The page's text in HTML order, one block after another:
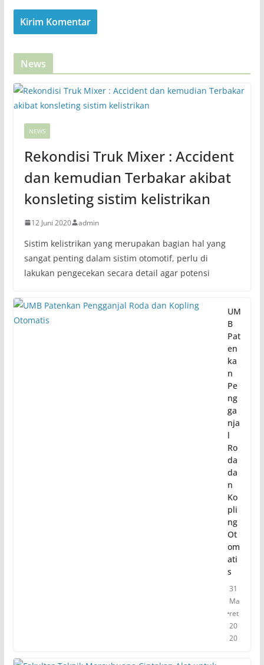
News
NEWS
Rekondisi Truk Mixer : Accident
dan kemudian Terbakar akibat
konsleting sistim kelistrikan
12 Juni 2020 admin
Sistim kelistrikan yang merupakan bagian hal yang
sangat penting dalam sistim otomotif, perlu di
lakukan pengecekan secara detail agar potensi
UM
B
Pat
en
ka
n
Pe
ng
ga
nja
l
Ro
da
da
n
Ko
pli
ng
Ot
om
ati
s
31
Ma
ret
20
20